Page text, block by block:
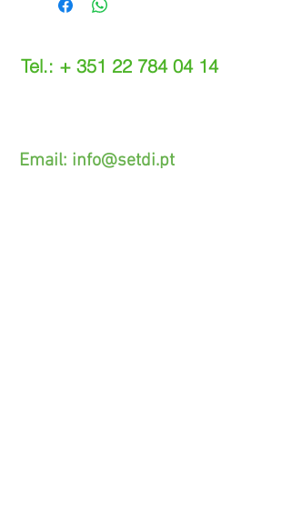
Tel.: + 351 22 784 04 14
Email: info@setdi.pt